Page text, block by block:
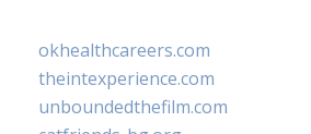
okhealthcareers.com
theintexperience.com
unboundedthefilm.com